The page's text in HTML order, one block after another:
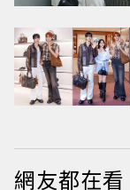
網友都在看